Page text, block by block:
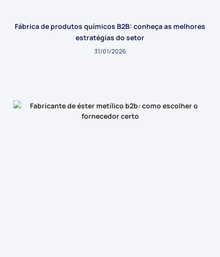
Fábrica de produtos químicos B2B: conheça as melhores
estratégias do setor
31/01/2026